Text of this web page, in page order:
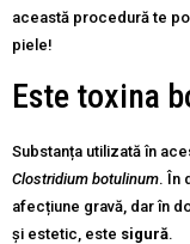
această procedură te
piele!
Este toxina
Substanța utilizată în
Clostridium botulinum. În
afecțiune gravă, dar în
și estetic, este sigură.